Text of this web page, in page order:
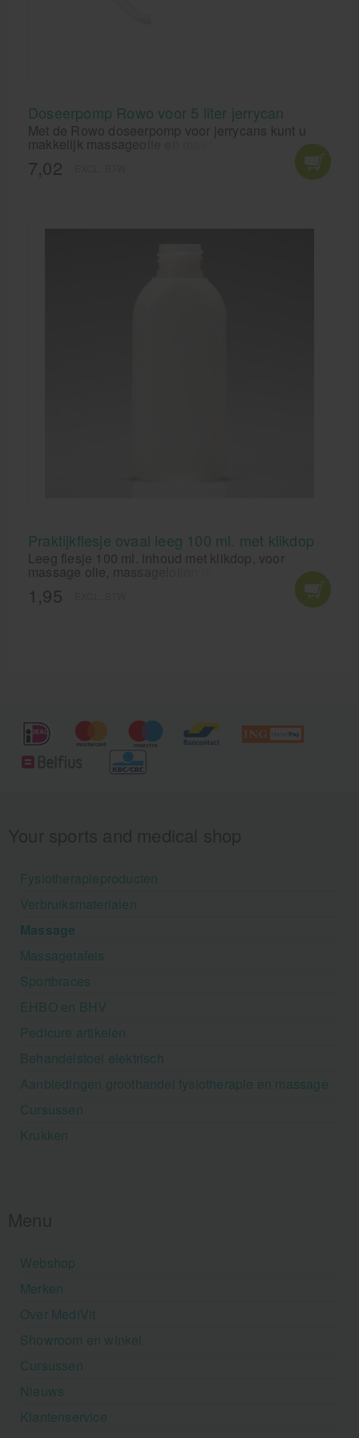
Doseerpomp Rowo voor 5 liter jerrycan
Met de Rowo doseerpomp voor jerrycans kunt u
makkelijk massageolie en massagelotion uit uw 5
liter jerrycan oppompen. De pomp is zo ingesteld
dat een kleine dosering bedient kan worden en als
7,02
Praktijkflesje ovaal leeg 100 ml. met klikdop
Leeg flesje 100 ml. inhoud met klikdop, voor
massage olie, massagelotion of andere vloeistoffen
en lotions.
1,95
Fysiotherapieproducten
Verbruiksmaterialen
Massage
Massagetafels
Sportbraces
EHBO en BHV
Pedicure artikelen
Behandelstoel elektrisch
Aanbiedingen groothandel fysiotherapie en massage
Cursussen
Krukken
Webshop
Merken
Over MediVit
Showroom en winkel
Cursussen
Nieuws
Klantenservice